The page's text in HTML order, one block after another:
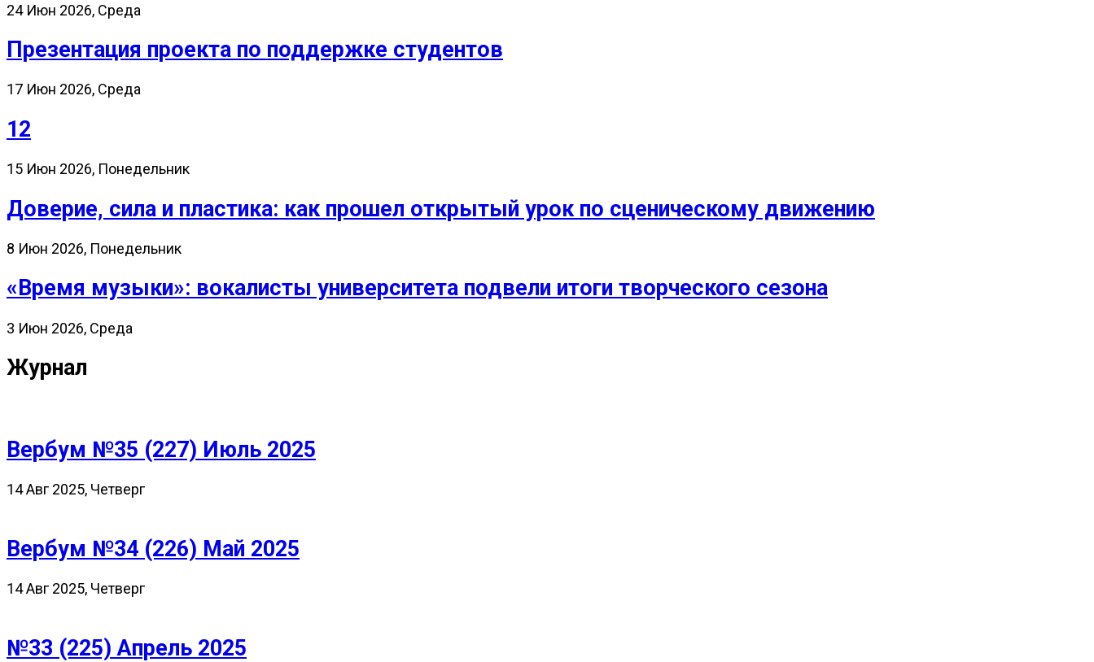
24 Июн 2026, Среда
Презентация проекта по поддержке студентов
17 Июн 2026, Среда
12
15 Июн 2026, Понедельник
Доверие, сила и пластика: как прошел открытый урок по сценическому движению
8 Июн 2026, Понедельник
«Время музыки»: вокалисты университета подвели итоги творческого сезона
3 Июн 2026, Среда
Журнал
Вербум №35 (227) Июль 2025
14 Авг 2025, Четверг
Вербум №34 (226) Май 2025
14 Авг 2025, Четверг
№33 (225) Апрель 2025